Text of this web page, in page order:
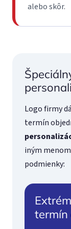
alebo skôr.
Logo firmy
termín
iným
podmienky:
termín